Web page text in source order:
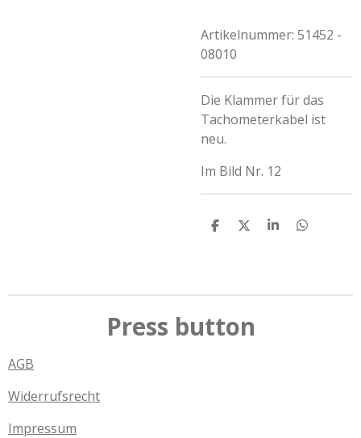
Artikelnummer: 51452 -
08010
Die Klammer für das
Tachometerkabel ist
neu.
Im Bild Nr. 12
T
n
T
n
T
n
T
n
Press button
AGB
Widerrufsrecht
Impressum